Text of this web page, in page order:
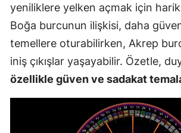
yeniliklere yelken açmak için
Boğa burcunun ilişkisi, daha
temellere oturabilirken, Akrep
iniş çıkışlar yaşayabilir. Özetle,
özellikle güven ve sadakat